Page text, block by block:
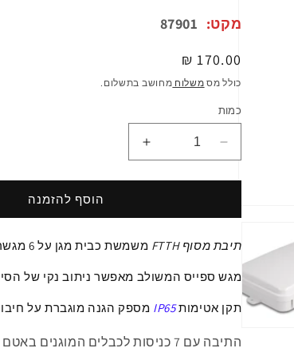
במודל
מקט: 87901
מחיר
רגיל
170.00 ₪
כולל מס משלוח מחושב בתשלום.
כמות
הפחתת
כמות
ל
מסוף
לניהול
אופטיים
ליבות
נגד
הגדלת
כמות
ל
מסוף
לניהול
אופטיים
ליבות
אטומה
נגד
הוסף להזמנה
תיבת מסוף FTTH משמשת כבית מגן על
מגש ספייס המשולב מאפשר ניתוב נקי של
תקן אטימותIP65 מספק הגנה מוגברת על
התיבה עם 7 כניסותלכבלים המוגנים באטם